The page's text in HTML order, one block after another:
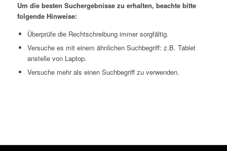
Um die besten Suchergebnisse zu erhalten, beachte bitte
folgende Hinweise:
Überprüfe die Rechtschreibung immer sorgfältig.
Versuche es mit einem ähnlichen Suchbegriff: z.B. Tablet
anstelle von Laptop.
Versuche mehr als einen Suchbegriff zu verwenden.